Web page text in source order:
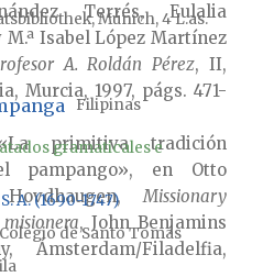
Terrés, Eulalia
M.ª Isabel López Martínez
A. Roldán Pérez, II,
Murcia, 1997, págs. 471-
primitiva tradición
pampango», en Otto
Missionary
, John Benjamins
Ámsterdam/Filadelfia,
Múnich, 4 L.as.
Filipinas
gramaticales e
A. (1690-1747)
de Santo Tomás